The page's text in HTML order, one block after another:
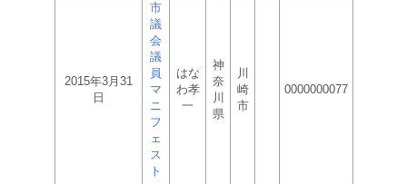
2015年3月31
日
市
議
会
議
員
マ
ニ
フ
ェ
ス
ト
はな
わ孝
一
神
奈
川
県
川
崎
市
0000000077